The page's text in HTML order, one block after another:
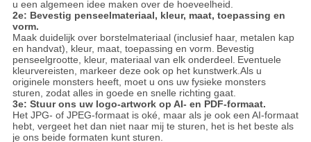
u een algemeen idee maken over de hoeveelheid.
2e: Bevestig penseelmateriaal, kleur, maat, toepassing en
vorm.
Maak duidelijk over borstelmateriaal (inclusief haar, metalen kap
en handvat), kleur, maat, toepassing en vorm. Bevestig
penseelgrootte, kleur, materiaal van elk onderdeel. Eventuele
kleurvereisten, markeer deze ook op het kunstwerk.Als u
originele monsters heeft, moet u ons uw fysieke monsters
sturen, zodat alles in goede en snelle richting gaat.
3e: Stuur ons uw logo-artwork op AI- en PDF-formaat.
Het JPG- of JPEG-formaat is oké, maar als je ook een AI-formaat
hebt, vergeet het dan niet naar mij te sturen, het is het beste als
je ons beide formaten kunt sturen.